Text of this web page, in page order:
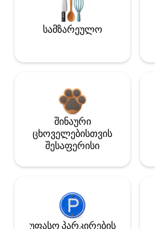
სამზარეულო
შინაური
ცხოველებისთვის
შესაფერისი
უფასო პარკირების